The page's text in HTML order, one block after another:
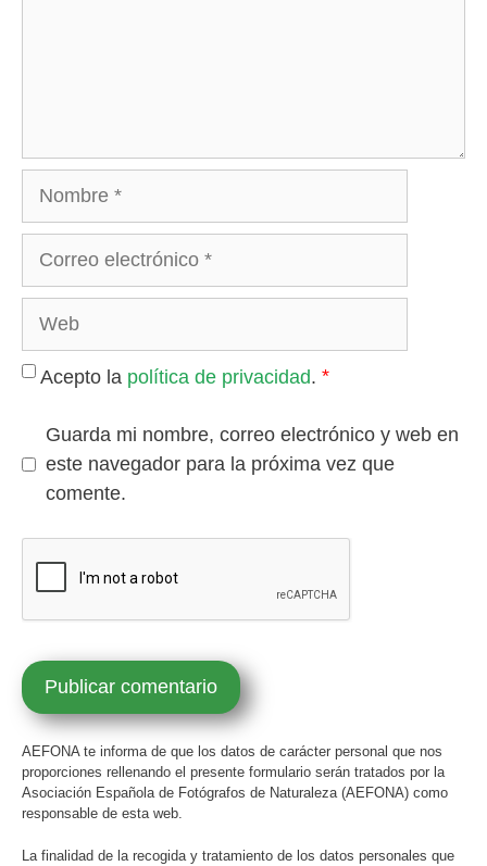
Acepto la política de privacidad. *
Guarda mi nombre, correo electrónico y web en
este navegador para la próxima vez que
comente.
AEFONA te informa de que los datos de carácter personal que nos
proporciones rellenando el presente formulario serán tratados por la
Asociación Española de Fotógrafos de Naturaleza (AEFONA) como
responsable de esta web.
La finalidad de la recogida y tratamiento de los datos personales que